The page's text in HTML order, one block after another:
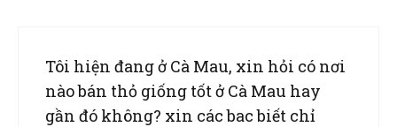
Tôi hiện đang ở Cà Mau, xin hỏi có nơi
nào bán thỏ giống tốt ở Cà Mau hay
gần đó không? xin các bac biết chỉ